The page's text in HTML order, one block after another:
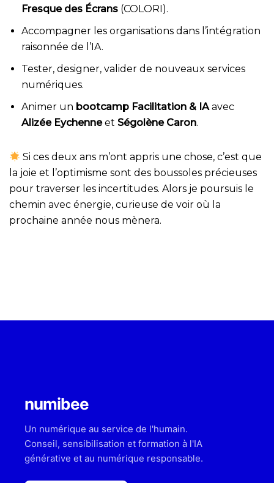
Fresque des Écrans (COLORI).
Accompagner les organisations dans l’intégration
raisonnée de l’IA.
Tester, designer, valider de nouveaux services
numériques.
Animer un bootcamp Facilitation & IAavec
Alizée Eychenneet Ségolène Caron.
Si ces deux ans m’ont appris une chose, c’est que
la joie et l’optimisme sont des boussoles précieuses
pour traverser les incertitudes. Alors je poursuis le
chemin avec énergie, curieuse de voir où la
prochaine année nous mènera.
numibee
Un numérique au service de l'humain.
Conseil, sensibilisation et formation à l'IA
générative et au numérique responsable.